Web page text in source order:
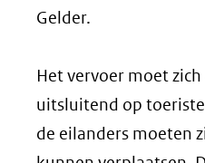
Gelder.
Het vervoer moet
uitsluitend op
de eilanders moeten